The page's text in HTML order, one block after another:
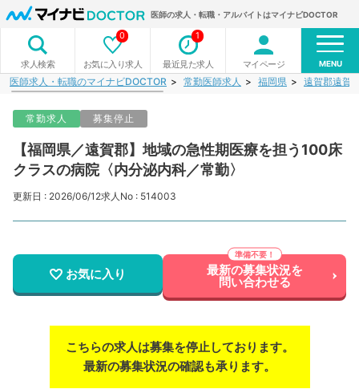
医師の求人・転職・アルバイトはマイナビDOCTOR
求人検索 お気に入り求人
0
最近見た求人
1
マイページ MENU
医師求人・転職のマイナビDOCTOR 常勤医師求人 福岡県 遠賀郡遠賀
常勤求人 募集停止
【福岡県／遠賀郡】地域の急性期医療を担う100床
クラスの病院〈内分泌内科／常勤〉
更新日 : 2026/06/12求人No : 514003
お気に入り 最新の募集状況を
問い合わせる
こちらの求人は募集を停止しております。
最新の募集状況の確認も承ります。